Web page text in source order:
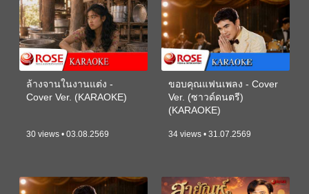
ล้างจานในงานแต่ง -
Cover Ver. (KARAOKE)
30 views • 03.08.2569
ขอบคุณแฟนเพลง - Cover
Ver. (ซาวด์ดนตรี)
(KARAOKE)
34 views • 31.07.2569